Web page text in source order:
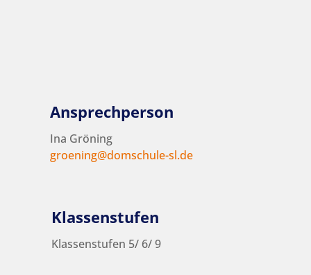
Ansprechperson
Ina Gröning
groening@domschule-sl.de
Klassenstufen
Klassenstufen 5/ 6/ 9